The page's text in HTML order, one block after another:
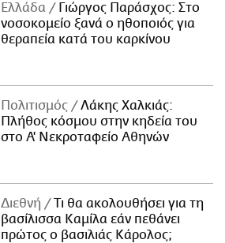
Ελλάδα
Γιώργος Παράσχος: Στο
νοσοκομείο ξανά ο ηθοποιός για
θεραπεία κατά του καρκίνου
Πολιτισμός
Λάκης Χαλκιάς:
Πλήθος κόσμου στην κηδεία του
στο Α' Νεκροταφείο Αθηνών
Διεθνή
Τι θα ακολουθήσει για τη
βασίλισσα Καμίλα εάν πεθάνει
πρώτος ο βασιλιάς Κάρολος;